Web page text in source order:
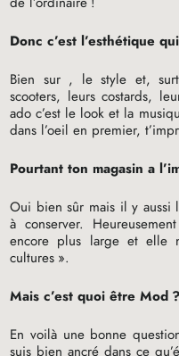
Donc c’est l’esthétique
Bien sur , le style et,
scooters, leurs costards,
ado c’est le look et la
dans l’oeil en premier,
Pourtant ton magasin a
Oui bien sûr mais il y aussi
à conserver.
encore plus large et elle
cultures ».
Mais c’est quoi être Mod ?
En voilà une bonne
suis bien ancré dans ce